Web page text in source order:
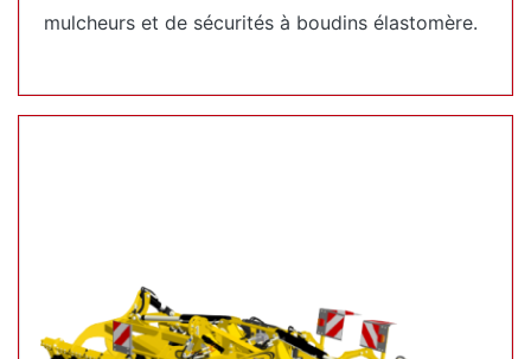
mulcheurs et de sécurités à boudins élastomère.